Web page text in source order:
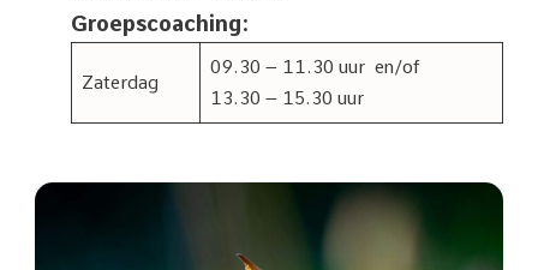
Groepscoaching:
Zaterdag
09.30 – 11.30 uur en/of
13.30 – 15.30 uur